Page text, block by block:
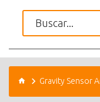
Gravity Sensor